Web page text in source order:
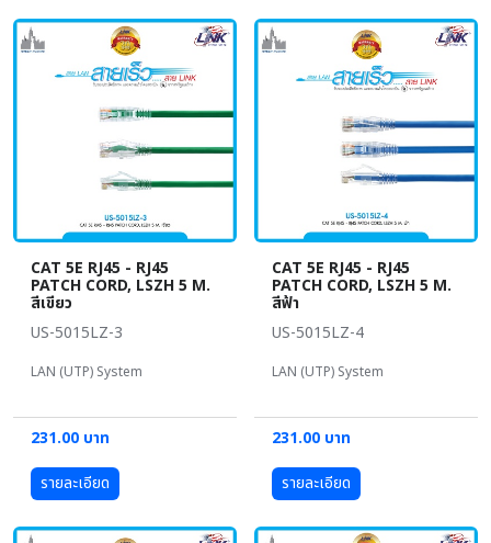
CAT 5E RJ45 - RJ45
PATCH CORD, LSZH 5 M.
สีเขียว
US-5015LZ-3
LAN (UTP) System
231.00 บาท
รายละเอียด
CAT 5E RJ45 - RJ45
PATCH CORD, LSZH 5 M.
สีฟ้า
US-5015LZ-4
LAN (UTP) System
231.00 บาท
รายละเอียด